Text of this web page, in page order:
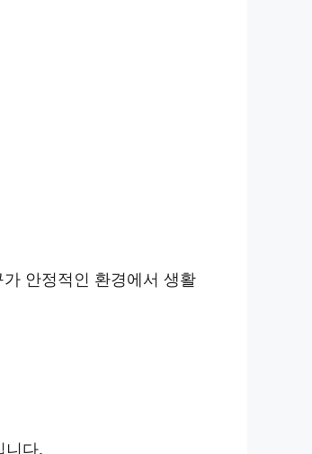
안정적인 환경에서 생활
니다.